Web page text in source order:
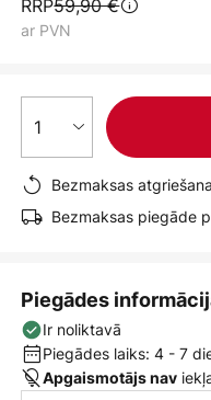
RRP59,90 €
ar PVN
1
Bezmaksas
Bezmaksas piegāde
Piegādes
Ir noliktavā
Piegādes laiks: 4 - 7
Apgaismotājs nav